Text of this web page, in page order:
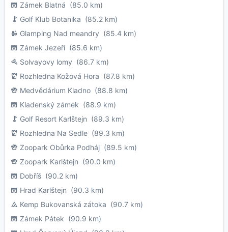
Zámek Blatná (85.0 km)
Golf Klub Botanika (85.2 km)
Glamping Nad meandry (85.4 km)
Zámek Jezeří(85.6 km)
Solvayovy lomy (86.7 km)
Rozhledna Kožová Hora (87.8 km)
Medvědárium Kladno (88.8 km)
Kladenský zámek (88.9 km)
Golf Resort Karlštejn (89.3 km)
Rozhledna Na Sedle (89.3 km)
Zoopark Obůrka Podháj (89.5 km)
Zoopark Karlštejn (90.0 km)
Dobříš (90.2 km)
Hrad Karlštejn (90.3 km)
Kemp Bukovanská zátoka (90.7 km)
Zámek Pátek (90.9 km)